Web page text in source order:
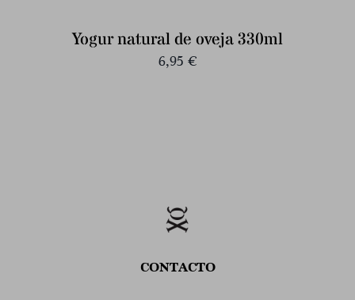
Yogur natural de oveja 330ml
6,95 €
CONTACTO